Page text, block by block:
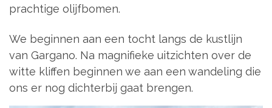
prachtige olijfbomen.
We beginnen aan een tocht langs de kustlijn
van Gargano. Na magnifieke uitzichten over de
witte kliffen beginnen we aan een wandeling die
ons er nog dichterbij gaat brengen.